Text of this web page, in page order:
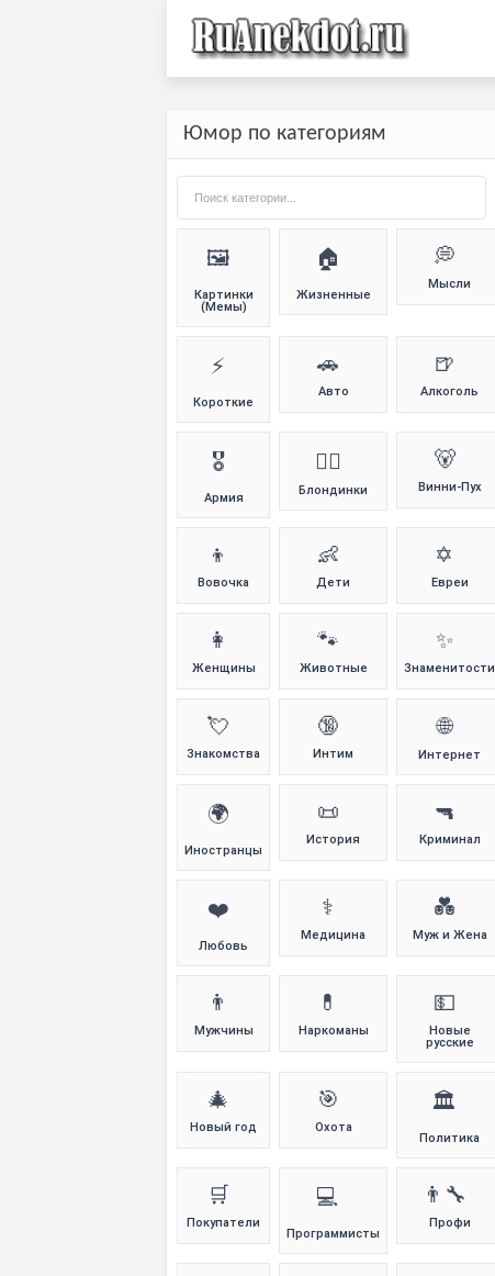
Юмор по категориям
🖼️
Картинки
(Мемы)
🏠
Жизненные
💭
Мысли
⚡
Короткие
🚗
Авто
🍺
Алкоголь
🎖️
Армия
👱‍♀️
Блондинки
🐻
Винни-Пух
👦
Вовочка
👶
Дети
✡️
Евреи
👩
Женщины
🐾
Животные
✨
Знаменитости
💘
Знакомства
🔞
Интим
🌐
Интернет
🌍
Иностранцы
📜
История
🔫
Криминал
❤️
Любовь
⚕️
Медицина
💑
Муж и Жена
👨
Мужчины
💊
Наркоманы
💵
Новые
русские
🎄
Новый год
🎯
Охота
🏛️
Политика
🛒
Покупатели
💻
Программисты
👨‍🔧
Профи